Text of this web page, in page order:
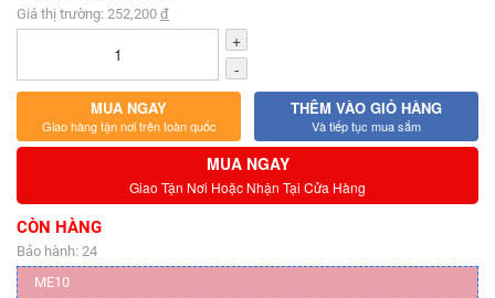
Giá thị trường: 252,200 đ
+
-
MUA NGAY
Giao hàng tận nơi trên toàn quốc
THÊM VÀO GIỎ HÀNG
Và tiếp tục mua sắm
MUA NGAY
Giao Tận Nơi Hoặc Nhận Tại Cửa Hàng
CÒN HÀNG
Bảo hành: 24
ME10